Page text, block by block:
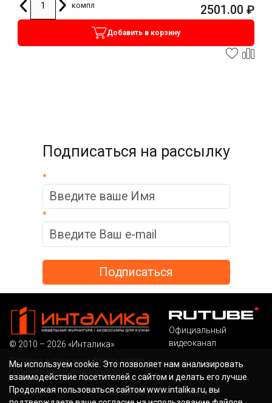
компл
2501.00 ₽
Добавить в корзину
Подписаться на рассылку
*
*
Мы используем cookie. Это позволяет нам анализировать
взаимодействие посетителей с сайтом и делать его лучше.
Продолжая пользоваться сайтом www.intalika.ru, вы
© 2010 – 2026 «Инталика»
Политика в отношении файлов cookies
Политика конфиденциальности
Официальный
видеоканал
Главная О магазине
Оплата